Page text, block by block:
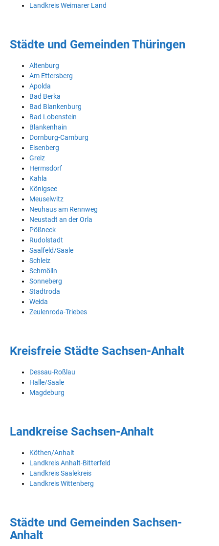
Landkreis Weimarer Land
Städte und Gemeinden Thüringen
Altenburg
Am Ettersberg
Apolda
Bad Berka
Bad Blankenburg
Bad Lobenstein
Blankenhain
Dornburg-Camburg
Eisenberg
Greiz
Hermsdorf
Kahla
Königsee
Meuselwitz
Neuhaus am Rennweg
Neustadt an der Orla
Pößneck
Rudolstadt
Saalfeld/Saale
Schleiz
Schmölln
Sonneberg
Stadtroda
Weida
Zeulenroda-Triebes
Kreisfreie Städte Sachsen-Anhalt
Dessau-Roßlau
Halle/Saale
Magdeburg
Landkreise Sachsen-Anhalt
Köthen/Anhalt
Landkreis Anhalt-Bitterfeld
Landkreis Saalekreis
Landkreis Wittenberg
Städte und Gemeinden Sachsen-
Anhalt